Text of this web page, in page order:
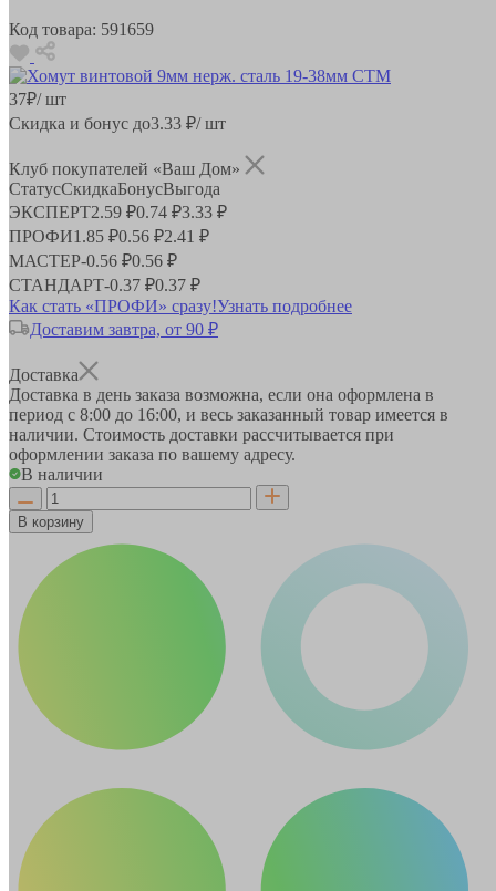
Код товара: 591659
37₽/ шт
Скидка и бонус до3.33 ₽/ шт
Клуб покупателей «Ваш Дом»
СтатусСкидкаБонусВыгода
ЭКСПЕРТ2.59 ₽0.74 ₽3.33 ₽
ПРОФИ1.85 ₽0.56 ₽2.41 ₽
МАСТЕР-0.56 ₽0.56 ₽
СТАНДАРТ-0.37 ₽0.37 ₽
Как стать «ПРОФИ» сразу!Узнать подробнее
Доставим завтра, от 90 ₽
Доставка
Доставка в день заказа возможна, если она оформлена в
период с 8:00 до 16:00, и весь заказанный товар имеется в
наличии. Стоимость доставки рассчитывается при
оформлении заказа по вашему адресу.
В наличии
В корзину